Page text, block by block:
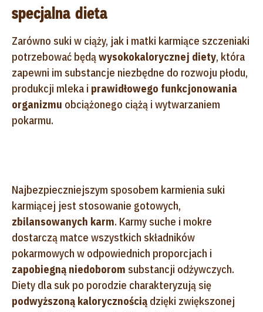
specjalna dieta
Zarówno suki w ciąży, jak i matki karmiące szczeniaki
potrzebować będąwysokokalorycznej diety, która
zapewni im substancje niezbędne do rozwoju płodu,
produkcji mleka i prawidłowego funkcjonowania
organizmu obciążonego ciążą i wytwarzaniem
pokarmu.
Najbezpieczniejszym sposobem karmienia suki
karmiącej jest stosowanie gotowych,
zbilansowanych karm. Karmy suche i mokre
dostarczą matce wszystkich składników
pokarmowych w odpowiednich proporcjach i
zapobiegną niedoborom substancji odżywczych.
Diety dla suk po porodzie charakteryzują się
podwyższoną kalorycznością dzięki zwiększonej